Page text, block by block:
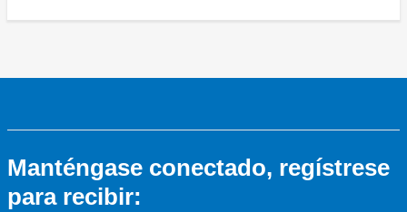
Manténgase conectado, regístrese
para recibir: